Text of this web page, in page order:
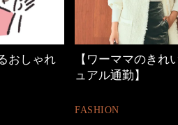
いめカジ
優木まおみさん「
割。」
LIFESTYLE